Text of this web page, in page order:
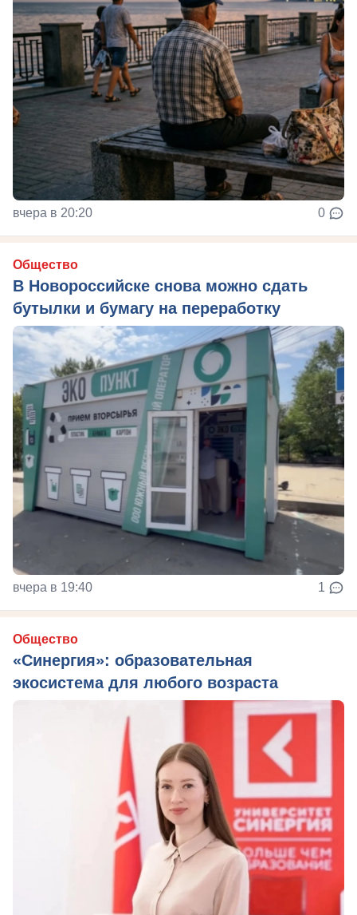
вчера в 20:20 0
Общество
В Новороссийске снова можно сдать
бутылки и бумагу на переработку
вчера в 19:40 1
Общество
«Синергия»: образовательная
экосистема для любого возраста